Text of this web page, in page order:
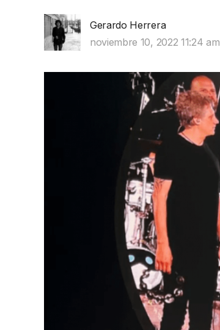
Gerardo Herrera
noviembre 10, 2022 11:24 am